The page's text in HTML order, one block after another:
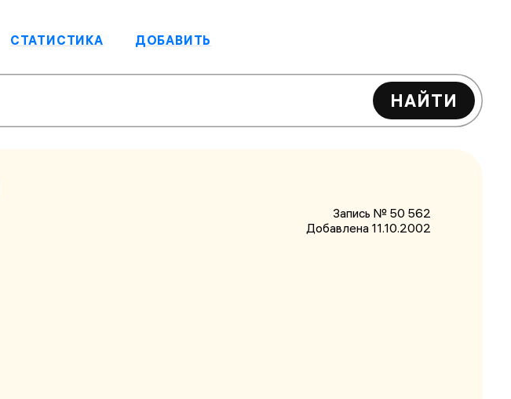
СТАТИСТИКА ДОБАВИТЬ
НАЙТИ
Запись № 50 562
Добавлена 11.10.2002